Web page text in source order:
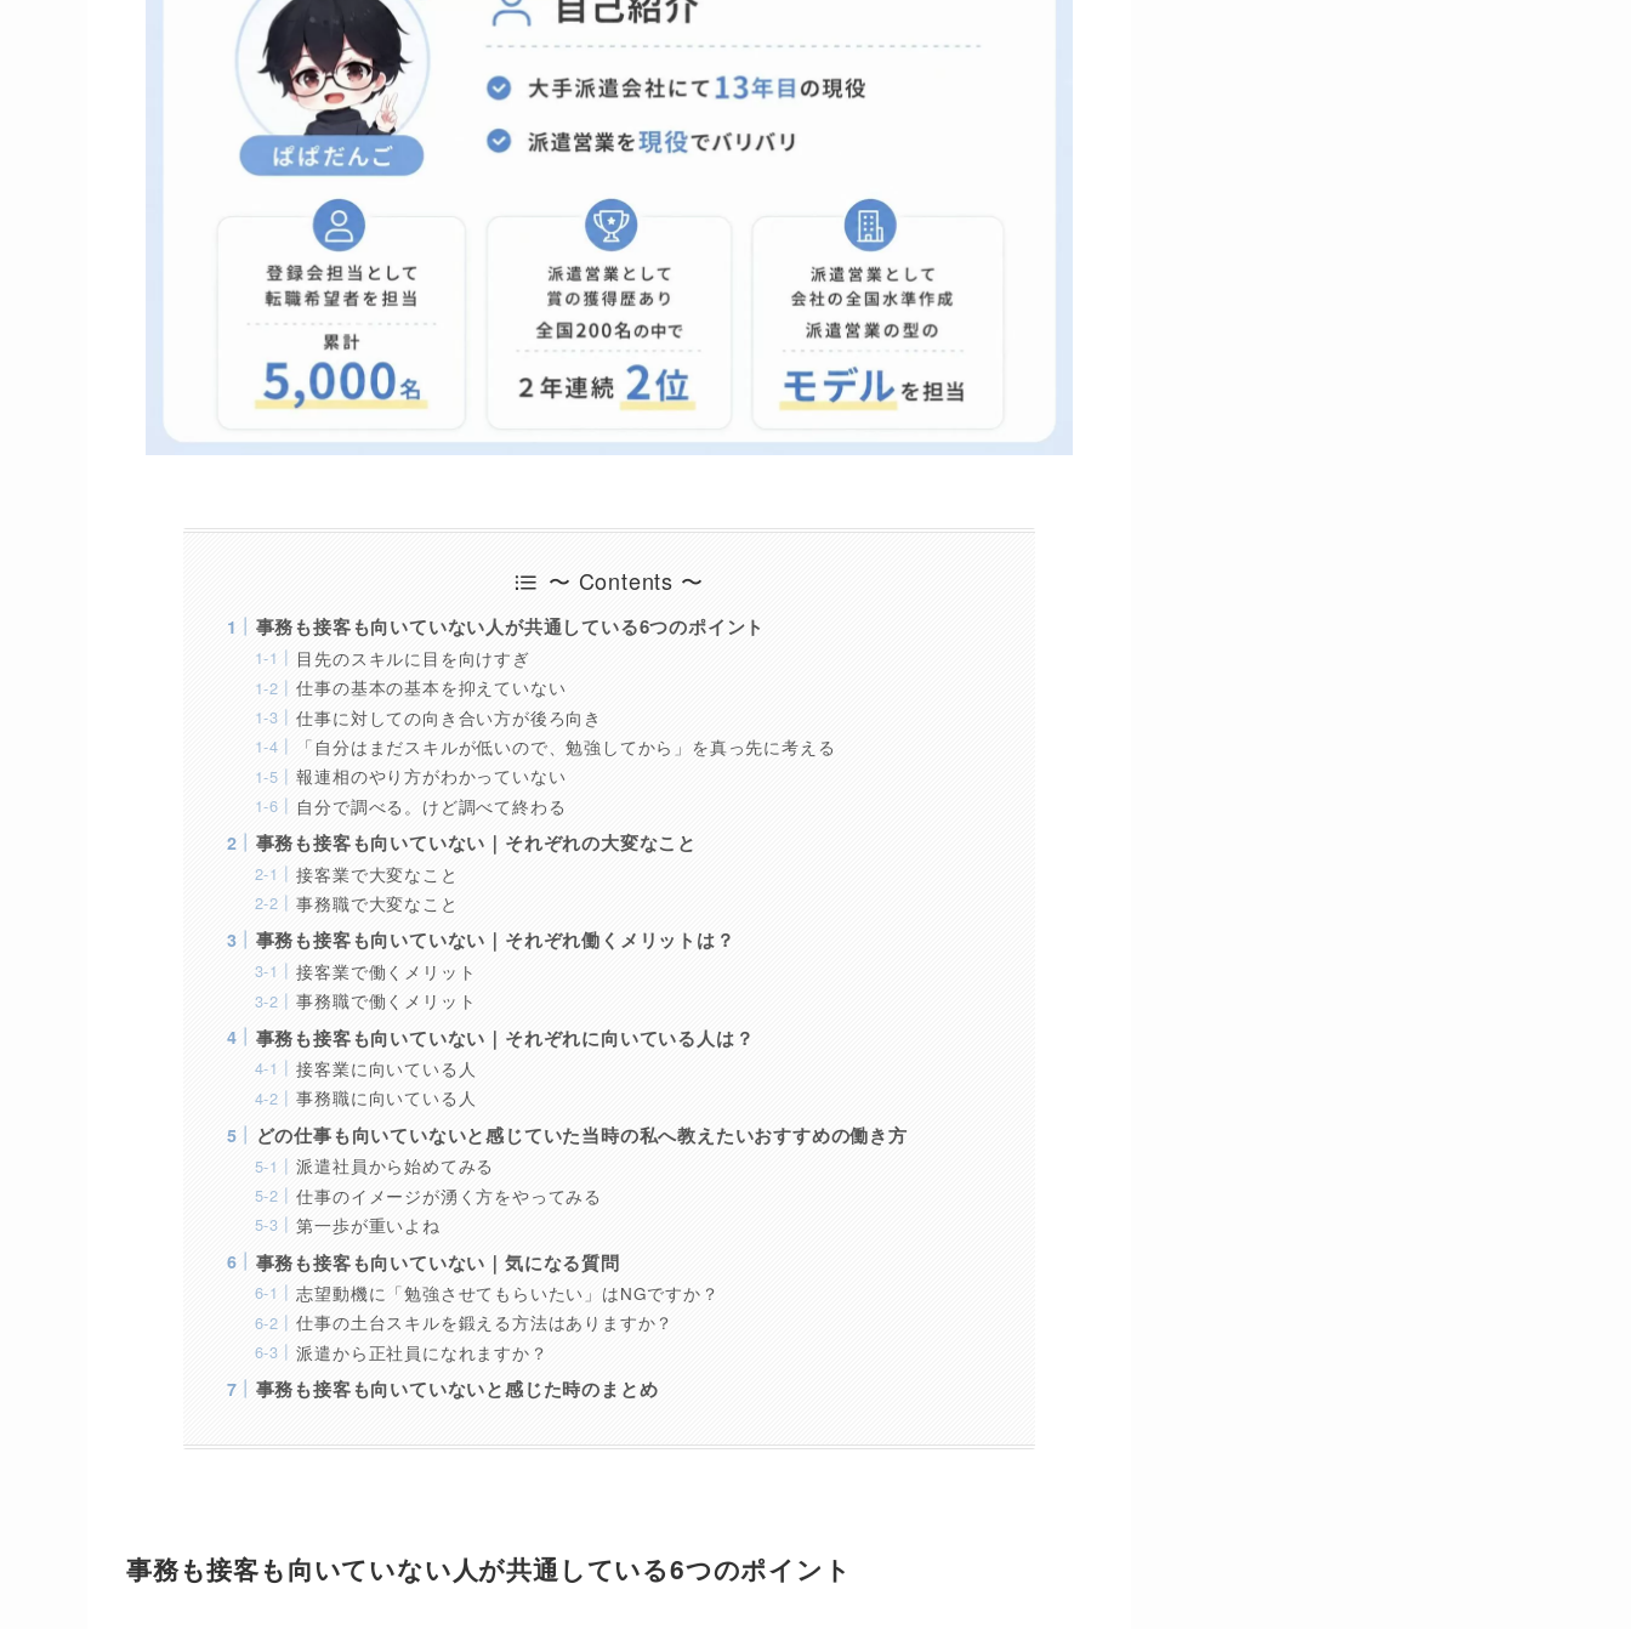
〜 Contents 〜
事務も接客も向いていない人が共通している6つのポイント
目先のスキルに目を向けすぎ
仕事の基本の基本を抑えていない
仕事に対しての向き合い方が後ろ向き
「自分はまだスキルが低いので、勉強してから」を真っ先に考える
報連相のやり方がわかっていない
自分で調べる。けど調べて終わる
事務も接客も向いていない｜それぞれの大変なこと
接客業で大変なこと
事務職で大変なこと
事務も接客も向いていない｜それぞれ働くメリットは？
接客業で働くメリット
事務職で働くメリット
事務も接客も向いていない｜それぞれに向いている人は？
接客業に向いている人
事務職に向いている人
どの仕事も向いていないと感じていた当時の私へ教えたいおすすめの働き方
派遣社員から始めてみる
仕事のイメージが湧く方をやってみる
第一歩が重いよね
事務も接客も向いていない｜気になる質問
志望動機に「勉強させてもらいたい」はNGですか？
仕事の土台スキルを鍛える方法はありますか？
派遣から正社員になれますか？
事務も接客も向いていないと感じた時のまとめ
事務も接客も向いていない人が共通している6つのポイント